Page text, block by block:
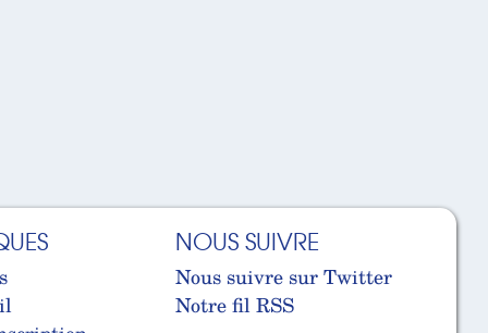
NOUS SUIVRE
Nous suivre sur Twitter
Notre fil RSS